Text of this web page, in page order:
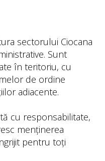
sectorului Ciocana
Sunt
în teritoriu, cu
de ordine
adiacente.
cu responsabilitate,
menținerea
pentru toți